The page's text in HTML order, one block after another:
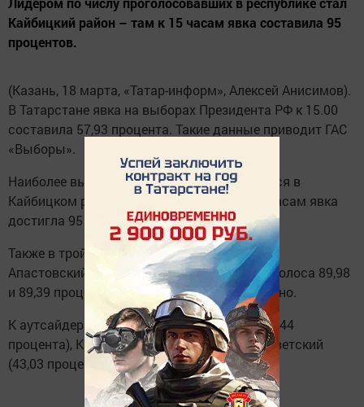
Кайбицкий район – там к 15 часам явка составила 95
процентов.
(Казань, 18 марта, «Татар-информ», Алексей Анисимов).
В Татарстане явка на выборах Президента РФ к 15.00
составила 57,93 процента. Такие данные приводит ГАС
«Выборы».
Наиболее высоким этот показатель оказался в
Кайбицком районе республики – там к 15 часам явка
достигла 95 процентов.
Также в тройку лидеров входят Атнинский и
Апастовский районы, где уже отдали свои голоса 89,98
и 89,39 процента избирателей соответственно.
К аутсайдерам относятся Приволжский (44,44
процента), Кировский (43,20 процента) и Советский
(43,03 процента) районы Казани.